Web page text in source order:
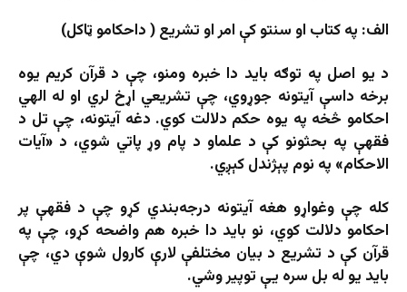
الف: په کتاب او سنتو کې امر او تشریع ( داحکامو ټاکل)
د یو اصل په توګه باید دا خبره ومنو، چې د قرآن کریم یوه
برخه داسې آیتونه جوړوي، چې تشریعي اړخ لري او له الهي
احکامو څخه په یوه حکم دلالت کوي. دغه آیتونه، چې تل د
فقهې په بحثونو کې د علماو د پام وړ پاتي شوي، د «آیات
الاحکام» په نوم پېژندل کېږي.
کله چې وغواړو هغه آیتونه درجه‌بندي کړو چې د فقهې پر
احکامو دلالت کوي، نو باید دا خبره هم واضحه کړو، چې په
قرآن کې د تشریع د بیان مختلفې لارې کارول شوې دي، چې
باید یو له بل سره یې توپير وشي.